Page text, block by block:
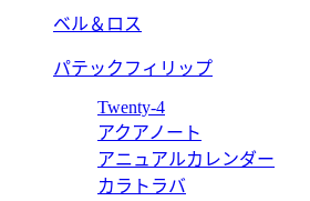
ベル＆ロス
パテックフィリップ
Twenty-4
アクアノート
アニュアルカレンダー
カラトラバ